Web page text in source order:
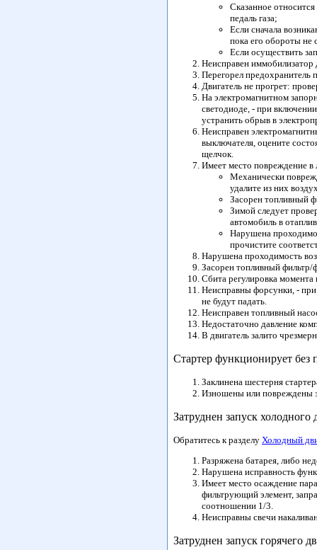
Сказанное
педаль газа;
Если сначала
пока его обороты не
Если осуществить
Неисправен иммобилизатор
Перегорел предохранитель
Двигатель не прогрет:
На электромагнитном
светодиоде, - при
устранить обрыв в
Неисправен
выключателя, оцените
щелчок.
Имеет место повреждение в
Механически
удалите из них
Засорен топливный
Зимой следует
автомобиль в
Нарушена
прочистите
Нарушена проходимость
Засорен топливный фильтр/
Сбита регулировка момента
Неисправны форсунки, -
не будут падать.
Неисправен топливный
Недостаточно давление
В двигатель залито
Стартер функционирует без
Заклинена шестерня
Изношены или повреждены
Затруднен запуск холодного
Обратитесь к разделу Холодный
Разряжена батарея, либо
Нарушена исправность
Имеет место осаждение
фильтрующий элемент,
соотношении 1/3.
Неисправны свечи
Затруднен запуск горячего